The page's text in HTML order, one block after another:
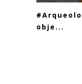
obje...